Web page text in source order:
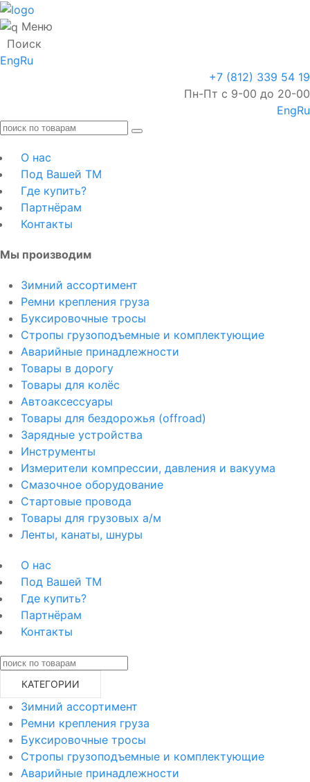
Меню
Поиск
EngRu
+7 (812) 339 54 19
Пн-Пт с 9-00 до 20-00
EngRu
О нас
Под Вашей ТМ
Где купить?
Партнёрам
Контакты
Мы производим
Зимний ассортимент
Ремни крепления груза
Буксировочные тросы
Стропы грузоподъемные и комплектующие
Аварийные принадлежности
Товары в дорогу
Товары для колёс
Автоаксессуары
Товары для бездорожья (offroad)
Зарядные устройства
Инструменты
Измерители компрессии, давления и вакуума
Смазочное оборудование
Стартовые провода
Товары для грузовых а/м
Ленты, канаты, шнуры
О нас
Под Вашей ТМ
Где купить?
Партнёрам
Контакты
КАТЕГОРИИ
Зимний ассортимент
Ремни крепления груза
Буксировочные тросы
Стропы грузоподъемные и комплектующие
Аварийные принадлежности